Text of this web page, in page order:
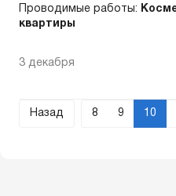
Проводимые работы:
квартиры
3 декабря
Назад 8 9 10